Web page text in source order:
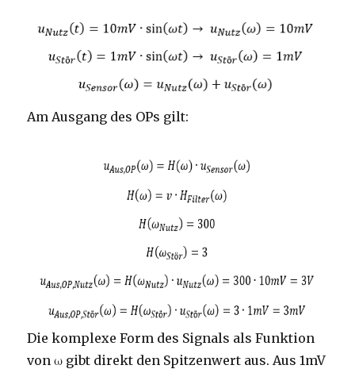
Am Ausgang des OPs gilt:
Die komplexe Form des Signals als Funktion
von ω gibt direkt den Spitzenwert aus. Aus 1mV